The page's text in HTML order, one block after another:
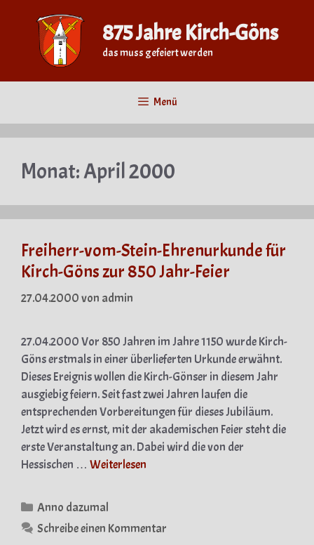
springen
875 Jahre Kirch-Göns
das muss gefeiert werden
Menü
Monat:April 2000
Freiherr-vom-Stein-Ehrenurkunde für
Kirch-Göns zur 850 Jahr-Feier
27.04.2000von admin
27.04.2000 Vor 850 Jahren im Jahre 1150 wurde Kirch-
Göns erstmals in einer überlieferten Urkunde erwähnt.
Dieses Ereignis wollen die Kirch-Gönser in diesem Jahr
ausgiebig feiern. Seit fast zwei Jahren laufen die
entsprechenden Vorbereitungen für dieses Jubiläum.
Jetzt wird es ernst, mit der akademischen Feier steht die
erste Veranstaltung an. Dabei wird die von der
Hessischen … Weiterlesen
Kategorien
Anno dazumal
Schreibe einen Kommentar